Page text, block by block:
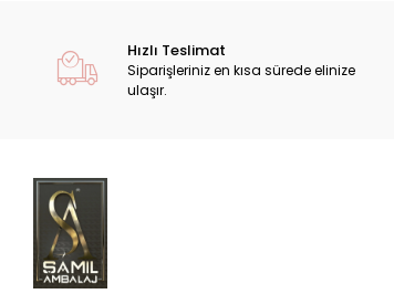
Hızlı Teslimat
Siparişleriniz en kısa sürede elinize
ulaşır.